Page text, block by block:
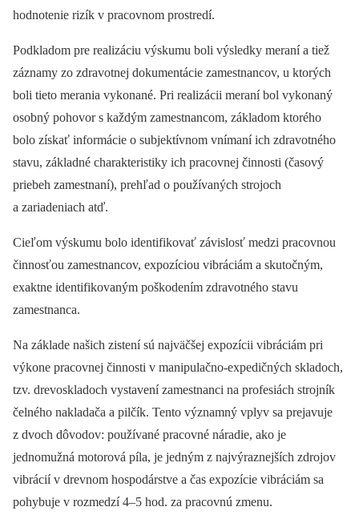
hodnotenie rizík v pracovnom prostredí.
Podkladom pre realizáciu výskumu boli výsledky meraní a tiež
záznamy zo zdravotnej dokumentácie zamestnancov, u ktorých
boli tieto merania vykonané. Pri realizácii meraní bol vykonaný
osobný pohovor s každým zamestnancom, základom ktorého
bolo získať informácie o subjektívnom vnímaní ich zdravotného
stavu, základné charakteristiky ich pracovnej činnosti (časový
priebeh zamestnaní), prehľad o používaných strojoch
a zariadeniach atď.
Cieľom výskumu bolo identifikovať závislosť medzi pracovnou
činnosťou zamestnancov, expozíciou vibráciám a skutočným,
exaktne identifikovaným poškodením zdravotného stavu
zamestnanca.
Na základe našich zistení sú najväčšej expozícii vibráciám pri
výkone pracovnej činnosti v manipulačno-expedičných skladoch,
tzv. drevoskladoch vystavení zamestnanci na profesiách strojník
čelného nakladača a pilčík. Tento významný vplyv sa prejavuje
z dvoch dôvodov: používané pracovné náradie, ako je
jednomužná motorová píla, je jedným z najvýraznejších zdrojov
vibrácií v drevnom hospodárstve a čas expozície vibráciám sa
pohybuje v rozmedzí 4–5 hod. za pracovnú zmenu.